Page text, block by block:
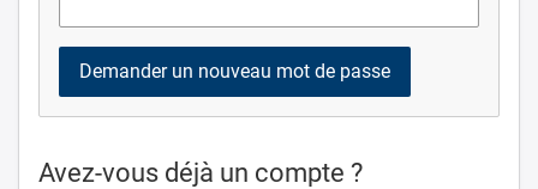
Avez-vous déjà un compte ?